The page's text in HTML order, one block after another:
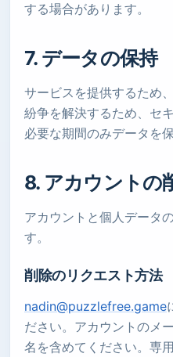
する場合があります。
7. データの保持
サービスを提供するため
紛争を解決するため、セ
必要な期間のみデータを
8. アカウントの
アカウントと個人データ
す。
削除のリクエスト方法
nadin@puzzlefree.game
ださい。アカウントのメ
名を含めてください。専